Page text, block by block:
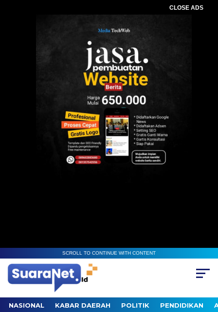
CLOSE ADS
SCROLL TO CONTINUE WITH CONTENT
NASIONAL KABAR DAERAH POLITIK PENDIDIKAN